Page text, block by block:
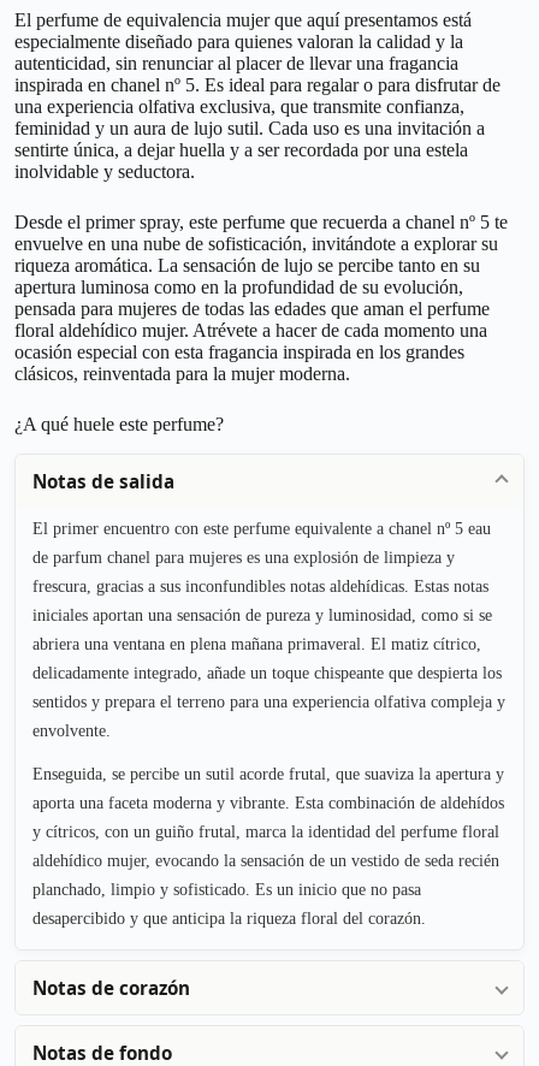
El perfume de equivalencia mujer que aquí presentamos está
especialmente diseñado para quienes valoran la calidad y la
autenticidad, sin renunciar al placer de llevar una fragancia
inspirada en chanel nº 5. Es ideal para regalar o para disfrutar de
una experiencia olfativa exclusiva, que transmite confianza,
feminidad y un aura de lujo sutil. Cada uso es una invitación a
sentirte única, a dejar huella y a ser recordada por una estela
inolvidable y seductora.
Desde el primer spray, este perfume que recuerda a chanel nº 5 te
envuelve en una nube de sofisticación, invitándote a explorar su
riqueza aromática. La sensación de lujo se percibe tanto en su
apertura luminosa como en la profundidad de su evolución,
pensada para mujeres de todas las edades que aman el perfume
floral aldehídico mujer. Atrévete a hacer de cada momento una
ocasión especial con esta fragancia inspirada en los grandes
clásicos, reinventada para la mujer moderna.
¿A qué huele este perfume?
Notas de salida
El primer encuentro con este perfume equivalente a chanel nº 5 eau
de parfum chanel para mujeres es una explosión de limpieza y
frescura, gracias a sus inconfundibles notas aldehídicas. Estas notas
iniciales aportan una sensación de pureza y luminosidad, como si se
abriera una ventana en plena mañana primaveral. El matiz cítrico,
delicadamente integrado, añade un toque chispeante que despierta los
sentidos y prepara el terreno para una experiencia olfativa compleja y
envolvente.
Enseguida, se percibe un sutil acorde frutal, que suaviza la apertura y
aporta una faceta moderna y vibrante. Esta combinación de aldehídos
y cítricos, con un guiño frutal, marca la identidad del perfume floral
aldehídico mujer, evocando la sensación de un vestido de seda recién
planchado, limpio y sofisticado. Es un inicio que no pasa
desapercibido y que anticipa la riqueza floral del corazón.
Notas de corazón
Notas de fondo